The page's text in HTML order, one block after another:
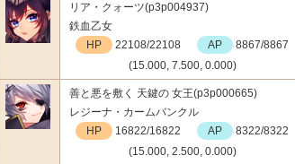
リア・クォーツ(p3p004937)
鉄血乙女
HP
22108/22108 AP
8867/8867
(15.000, 7.500, 0.000)
善と悪を敷く 天鍵の 女王(p3p000665)
レジーナ・カームバンクル
HP
16822/16822 AP
8322/8322
(15.000, 2.500, 0.000)